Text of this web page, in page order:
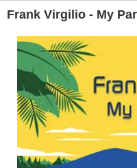
Frank Virgilio - My